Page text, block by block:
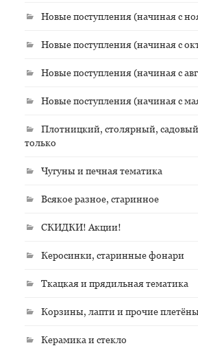
Новые поступления (начиная с
Новые поступления (начиная с
Новые поступления (начиная с
Новые поступления (начиная с
Плотницкий, столярный,
только
Чугуны и печная тематика
Всякое разное, старинное
СКИДКИ! Акции!
Керосинки, старинные фонари
Ткацкая и прядильная тематика
Корзины, лапти и прочие
Керамика и стекло